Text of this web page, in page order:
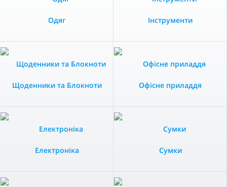
Одяг Інструменти
Щоденники та Блокноти Офісне приладдя
Електроніка Сумки